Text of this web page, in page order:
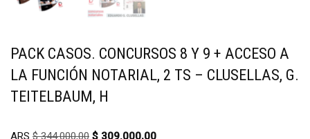
PACK CASOS. CONCURSOS 8 Y 9 + ACCESO A
LA FUNCIÓN NOTARIAL, 2 TS – CLUSELLAS, G.
TEITELBAUM, H
ARS $344.000,00 $ 309.000,00